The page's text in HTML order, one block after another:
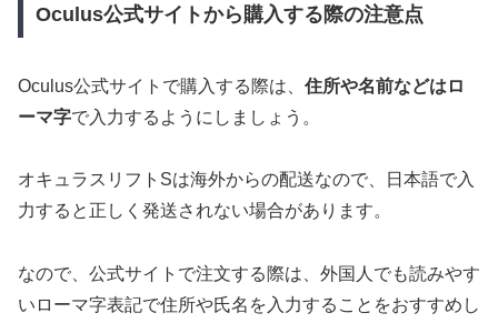
Oculus公式サイトから購入する際の注意点
Oculus公式サイトで購入する際は、 住所や名前などはロ
ーマ字で入力するようにしましょう。
オキュラスリフトSは海外からの配送なので、日本語で入
力すると正しく発送されない場合があります。
なので、公式サイトで注文する際は、外国人でも読みやす
いローマ字表記で住所や氏名を入力することをおすすめし